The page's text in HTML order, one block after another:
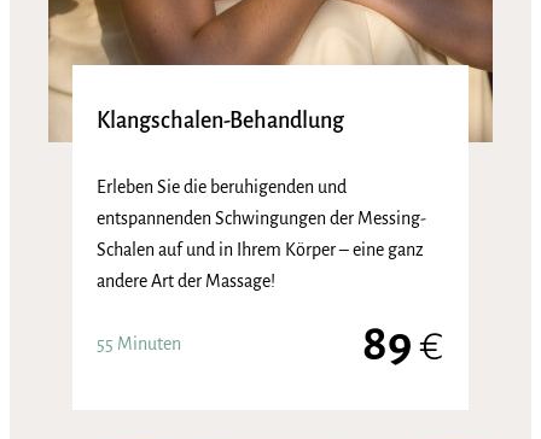
Klangschalen-Behandlung
Erleben Sie die beruhigenden und
entspannenden Schwingungen der Messing-
Schalen auf und in Ihrem Körper – eine ganz
andere Art der Massage!
55 Minuten 89€